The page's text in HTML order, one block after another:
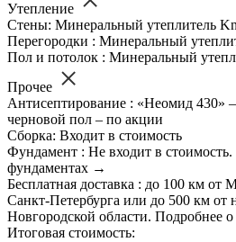
Утепление
Стены: Минеральный утеплитель
Перегородки : Минеральный
Пол и потолок : Минеральный
Прочее
Антисептирование : «Неомид 430»
черновой пол – по акции
Сборка: Входит в стоимость
Фундамент : Не входит в
фундаментах →
Бесплатная доставка : до 100 км от
Санкт-Петербурга или до 500 км от
Новгородской области. Подробнее
Итоговая стоимость: